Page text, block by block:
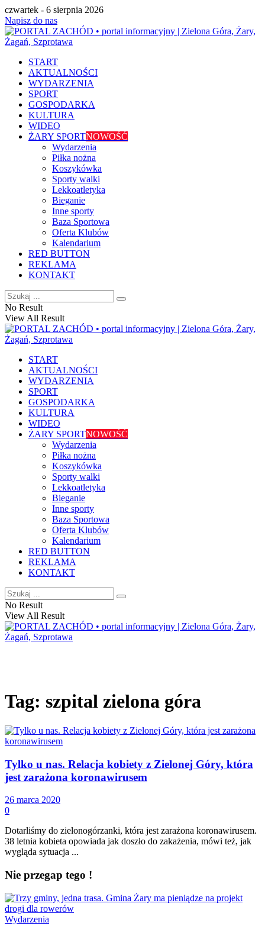
czwartek - 6 sierpnia 2026
Napisz do nas
START
AKTUALNOŚCI
WYDARZENIA
SPORT
GOSPODARKA
KULTURA
WIDEO
ŻARY SPORTNOWOŚĆ
Wydarzenia
Piłka nożna
Koszykówka
Sporty walki
Lekkoatletyka
Bieganie
Inne sporty
Baza Sportowa
Oferta Klubów
Kalendarium
RED BUTTON
REKLAMA
KONTAKT
No Result
View All Result
START
AKTUALNOŚCI
WYDARZENIA
SPORT
GOSPODARKA
KULTURA
WIDEO
ŻARY SPORTNOWOŚĆ
Wydarzenia
Piłka nożna
Koszykówka
Sporty walki
Lekkoatletyka
Bieganie
Inne sporty
Baza Sportowa
Oferta Klubów
Kalendarium
RED BUTTON
REKLAMA
KONTAKT
No Result
View All Result
Tag: szpital zielona góra
Tylko u nas. Relacja kobiety z Zielonej Góry, która
jest zarażona koronawirusem
26 marca 2020
0
Dotarliśmy do zielonogórzanki, która jest zarażona koronawirusem.
38 letnia kobieta opowiada jak doszło do zakażenia, mówi też, jak
wygląda sytuacja ...
Nie przegap tego !
Wydarzenia